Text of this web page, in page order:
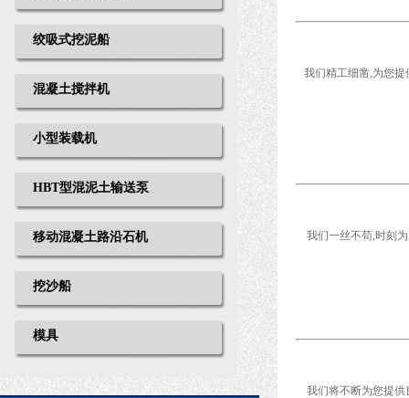
绞吸式挖泥船
混凝土搅拌机
小型装载机
HBT型混泥土输送泵
移动混凝土路沿石机
挖沙船
模具
我们精工细凿,为您
我们一丝不苟,时刻
我们将不断为您提